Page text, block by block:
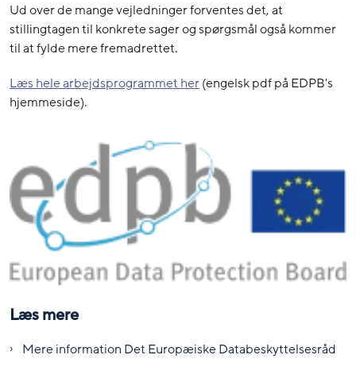
Ud over de mange vejledninger forventes det, at
stillingtagen til konkrete sager og spørgsmål også kommer
til at fylde mere fremadrettet.
Læs hele arbejdsprogrammet her(engelsk pdf på EDPB's
hjemmeside).
Læs mere
Mere information Det Europæiske Databeskyttelsesråd